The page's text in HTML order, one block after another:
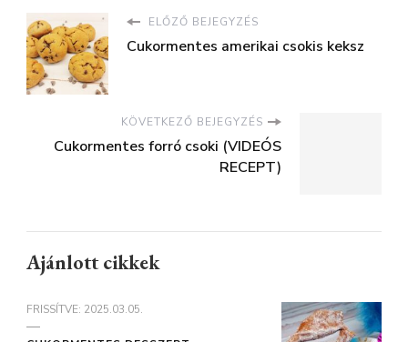
ELŐZŐ BEJEGYZÉS
Cukormentes amerikai csokis keksz
KÖVETKEZŐ BEJEGYZÉS
Cukormentes forró csoki (VIDEÓS
RECEPT)
Ajánlott cikkek
FRISSÍTVE: 2025.03.05.